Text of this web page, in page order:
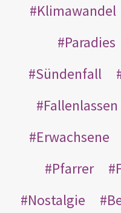
Klimawandel
Paradies
Sündenfall
Fallenlassen
Erwachsene
Pfarrer
Nostalgie